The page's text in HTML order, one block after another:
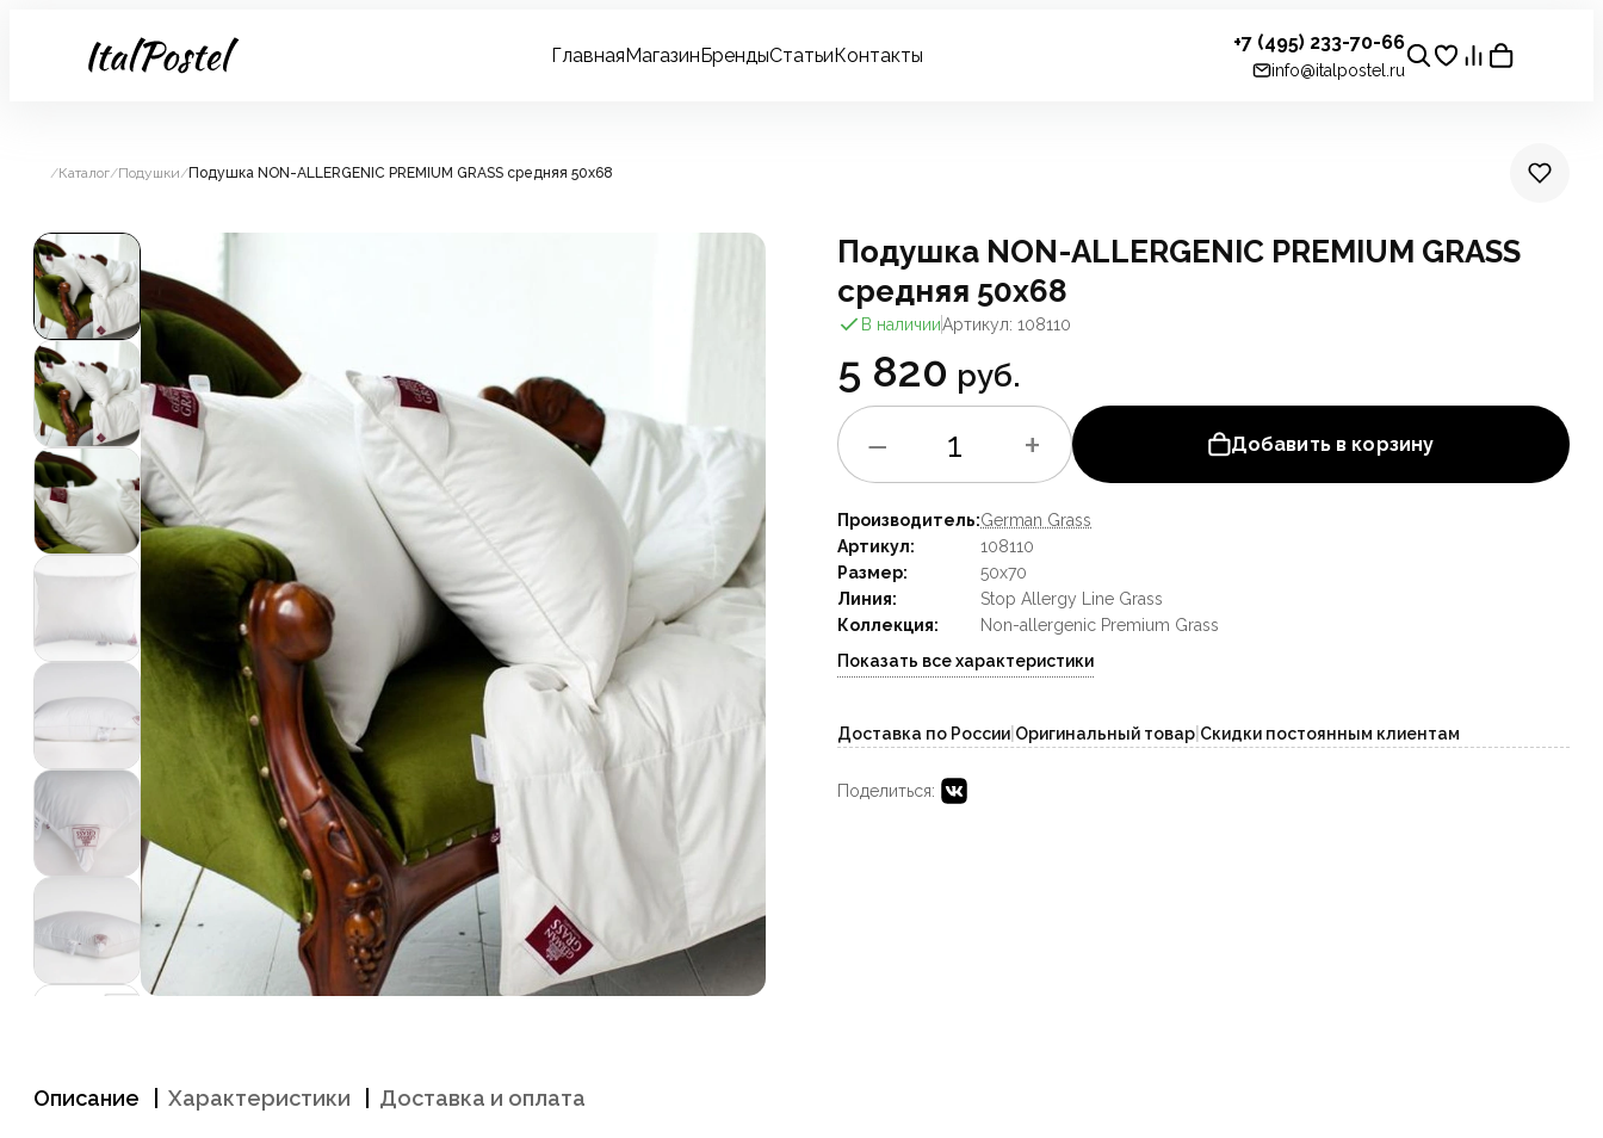
ГлавнаяМагазинБрендыСтатьиКонтакты
+7 (495) 233-70-66
info@italpostel.ru
/Каталог/Подушки/Подушка NON-ALLERGENIC PREMIUM GRASS средняя 50x68
Подушка NON-ALLERGENIC PREMIUM GRASS
средняя 50x68
В наличииАртикул: 108110
5 820 руб.
− 1 + Добавить в корзину
Производитель:German Grass
Артикул:
108110
Размер:
50x70
Линия:
Stop Allergy Line Grass
Коллекция:
Non-allergenic Premium Grass
Показать все характеристики
Доставка по России Оригинальный товар Скидки постоянным клиентам
Поделиться:
Описание Характеристики Доставка и оплата